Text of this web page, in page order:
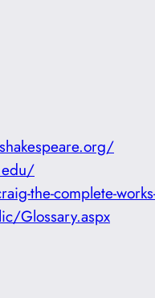
the-complete-
Glossary.aspx